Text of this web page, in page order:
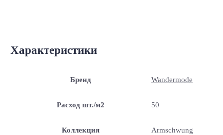
Характеристики
Бренд Wandermode
Расход шт./м2 50
Коллекция Armschwung